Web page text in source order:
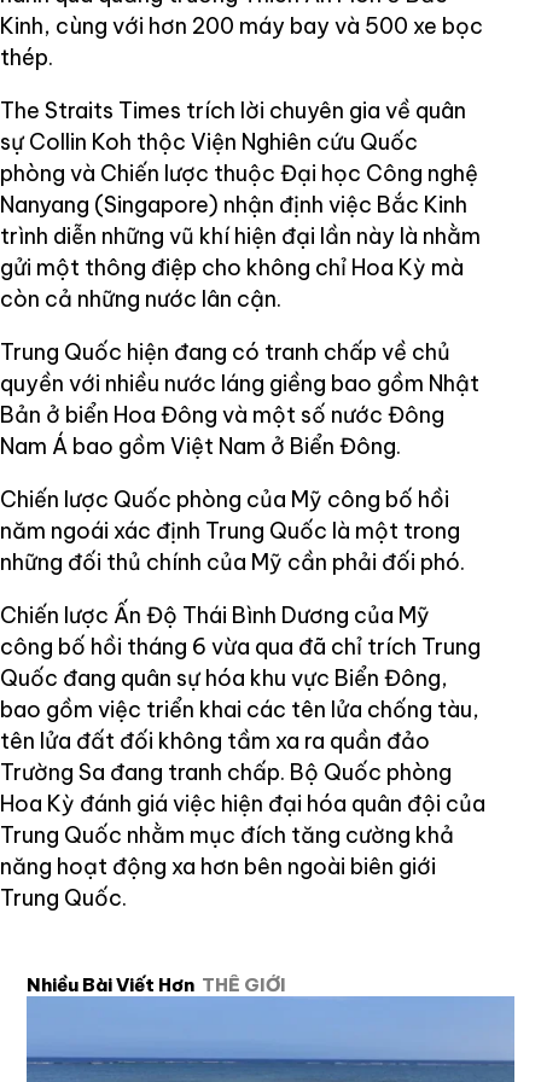
Kinh, cùng với hơn 200 máy bay và 500 xe bọc
thép.
The Straits Times trích lời chuyên gia về quân
sự Collin Koh thộc Viện Nghiên cứu Quốc
phòng và Chiến lược thuộc Đại học Công nghệ
Nanyang (Singapore) nhận định việc Bắc Kinh
trình diễn những vũ khí hiện đại lần này là nhằm
gửi một thông điệp cho không chỉ Hoa Kỳ mà
còn cả những nước lân cận.
Trung Quốc hiện đang có tranh chấp về chủ
quyền với nhiều nước láng giềng bao gồm Nhật
Bản ở biển Hoa Đông và một số nước Đông
Nam Á bao gồm Việt Nam ở Biển Đông.
Chiến lược Quốc phòng của Mỹ công bố hồi
năm ngoái xác định Trung Quốc là một trong
những đối thủ chính của Mỹ cần phải đối phó.
Chiến lược Ấn Độ Thái Bình Dương của Mỹ
công bố hồi tháng 6 vừa qua đã chỉ trích Trung
Quốc đang quân sự hóa khu vực Biển Đông,
bao gồm việc triển khai các tên lửa chống tàu,
tên lửa đất đối không tầm xa ra quần đảo
Trường Sa đang tranh chấp. Bộ Quốc phòng
Hoa Kỳ đánh giá việc hiện đại hóa quân đội của
Trung Quốc nhằm mục đích tăng cường khả
năng hoạt động xa hơn bên ngoài biên giới
Trung Quốc.
Nhiều Bài Viết Hơn THẾ GIỚI